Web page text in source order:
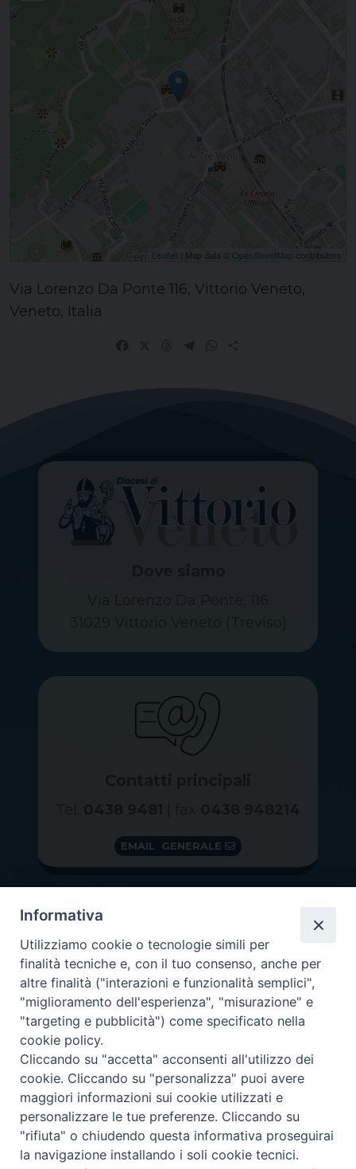
Leaflet | Map data © OpenStreetMap contributors
Via Lorenzo Da Ponte 116, Vittorio Veneto,
Veneto, Italia
EMAIL GENERALE
GRAZIE PER IL TUO AIUTO
Insieme per la Diocesi
Copyright 2026 ©Diocesi di Vittorio Veneto-Privacy
Policy
Informativa
Utilizziamo cookie o tecnologie simili per
finalità tecniche e, con il tuo consenso, anche per
altre finalità ("interazioni e funzionalità semplici",
"miglioramento dell'esperienza", "misurazione" e
"targeting e pubblicità") come specificato nella
cookie policy.
Cliccando su "accetta" acconsenti all'utilizzo dei
cookie. Cliccando su "personalizza" puoi avere
maggiori informazioni sui cookie utilizzati e
personalizzare le tue preferenze. Cliccando su
"rifiuta" o chiudendo questa informativa proseguirai
la navigazione installando i soli cookie tecnici.